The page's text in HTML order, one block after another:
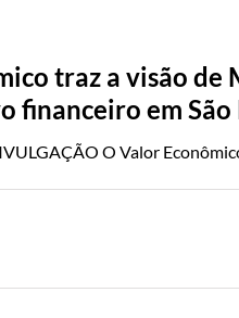
traz a visão de
financeiro em São
O Valor